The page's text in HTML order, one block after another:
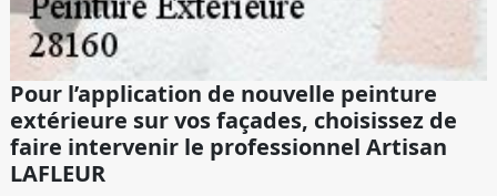
Pour l’application de nouvelle peinture
extérieure sur vos façades, choisissez de
faire intervenir le professionnel Artisan
LAFLEUR